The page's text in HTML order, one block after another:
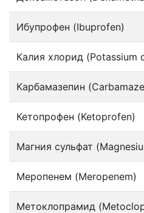
Ибупрофен (Ibuprofen)
Калия хлорид (Potassium
Карбамазепин
Кетопрофен (Ketoprofen)
Магния сульфат
Меропенем (Meropenem)
Метоклопрамид